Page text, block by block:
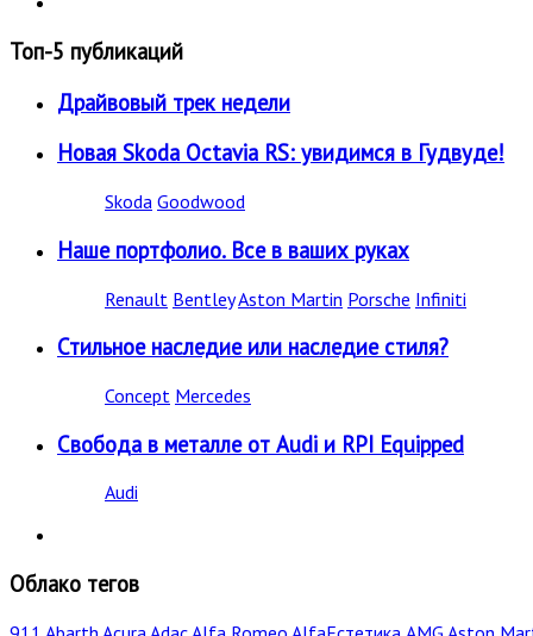
Топ-5 публикаций
Драйвовый трек недели
Новая Skoda Octavia RS: увидимся в Гудвуде!
Skoda Goodwood
Наше портфолио. Все в ваших руках
Renault BentleyAston Martin Porsche Infiniti
Стильное наследие или наследие стиля?
Concept Mercedes
Свобода в металле от Audi и RPI Equipped
Audi
Облако тегов